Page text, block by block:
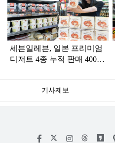
인
세븐일레븐, 일본 프리미엄
디저트 4종 누적 판매 400만
기사제보
페
인